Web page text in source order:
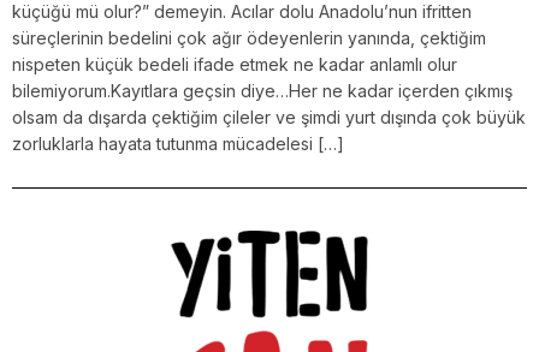
küçüğü mü olur?” demeyin. Acılar dolu Anadolu’nun ifritten
süreçlerinin bedelini çok ağır ödeyenlerin yanında, çektiğim
nispeten küçük bedeli ifade etmek ne kadar anlamlı olur
bilemiyorum.Kayıtlara geçsin diye…Her ne kadar içerden çıkmış
olsam da dışarda çektiğim çileler ve şimdi yurt dışında çok büyük
zorluklarla hayata tutunma mücadelesi […]